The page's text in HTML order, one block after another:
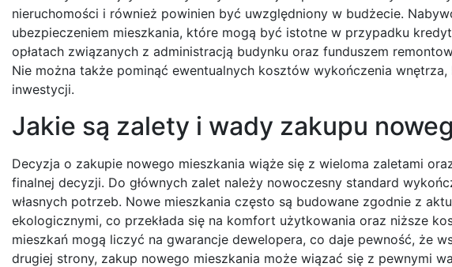
nieruchomości i również powinien być uwzględniony w budżecie.
ubezpieczeniem mieszkania, które mogą być istotne w przypadku
opłatach związanych z administracją budynku oraz funduszem
Nie można także pominąć ewentualnych kosztów wykończenia
inwestycji.
Jakie są zalety i wady zakupu
Decyzja o zakupie nowego mieszkania wiąże się z wieloma zaletami
finalnej decyzji. Do głównych zalet należy nowoczesny standard
własnych potrzeb. Nowe mieszkania często są budowane zgodnie z
ekologicznymi, co przekłada się na komfort użytkowania oraz niższe
mieszkań mogą liczyć na gwarancje dewelopera, co daje pewność, że
drugiej strony, zakup nowego mieszkania może wiązać się z pewnymi